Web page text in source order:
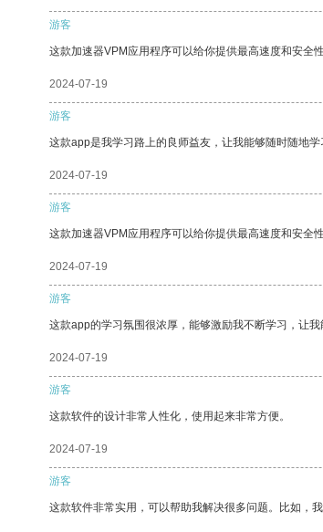
游客
这款加速器VPM应用程序可以给你提供最高速度和安全
2024-07-19
游客
这款app是我学习路上的良师益友，让我能够随时随地学
2024-07-19
游客
这款加速器VPM应用程序可以给你提供最高速度和安全
2024-07-19
游客
这款app的学习氛围很浓厚，能够激励我不断学习，让我
2024-07-19
游客
这款软件的设计非常人性化，使用起来非常方便。
2024-07-19
游客
这款软件非常实用，可以帮助我解决很多问题。比如，